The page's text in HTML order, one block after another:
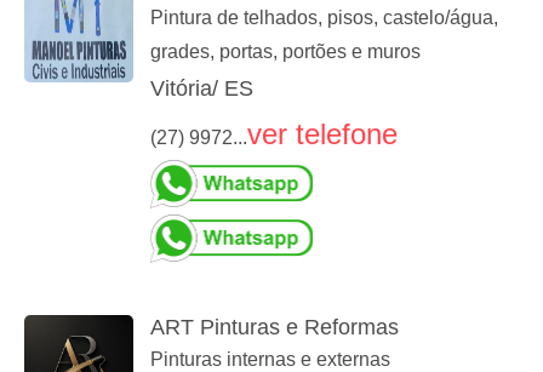
Pintura de telhados, pisos, castelo/água,
grades, portas, portões e muros
Vitória/ ES
(27) 9972...ver telefone
ART Pinturas e Reformas
Pinturas internas e externas